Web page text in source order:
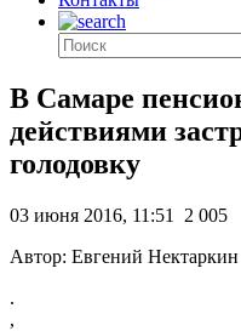
В Самаре
действиями
голодовку
03 июня 2016, 11:51
2 005
Автор: Евгений Нектаркин
.
,